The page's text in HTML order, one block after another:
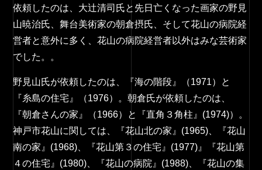
依頼したのは、大辻清司氏と先日亡くなった画家の野見
山暁治氏、舞台美術家の朝倉摂氏、そして花山の病院経
営者と意外に多く、花山の病院経営者以外はみな芸術家
でした。。
野見山氏が依頼したのは、『海の階段』（1971）と
『糸島の住宅』（1976）。朝倉氏が依頼したのは、
『朝倉さんの家』（1966）と『直角３角柱』(1974)）。
神戸市花山に関しては、『花山北の家』(1965)、『花山
南の家』(1968)、『花山第３の住宅』(1977)』『花山第
４の住宅』(1980)、『花山の病院』(1988)、『花山の集